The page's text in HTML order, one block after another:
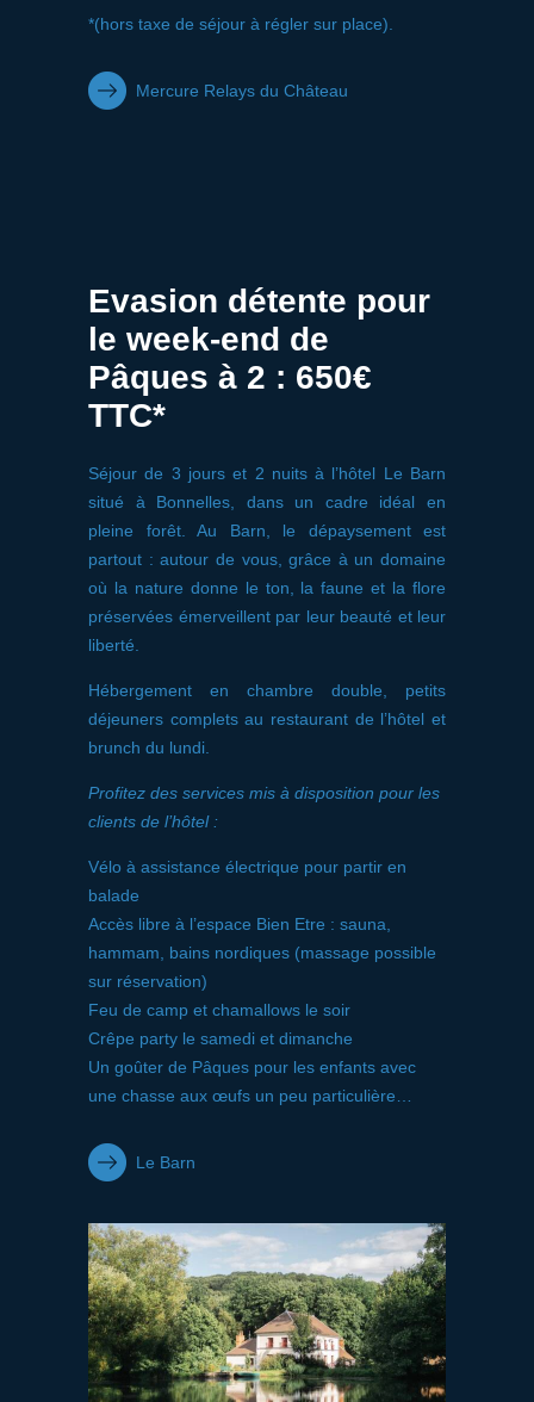
*(hors taxe de séjour à régler sur place).
Mercure Relays du Château
Evasion détente pour
le week-end de
Pâques à 2 : 650€
TTC*
Séjour de 3 jours et 2 nuits à l’hôtel Le Barn
situé à Bonnelles, dans un cadre idéal en
pleine forêt. Au Barn, le dépaysement est
partout : autour de vous, grâce à un domaine
où la nature donne le ton, la faune et la flore
préservées émerveillent par leur beauté et leur
liberté.
Hébergement en chambre double, petits
déjeuners complets au restaurant de l’hôtel et
brunch du lundi.
Profitez des services mis à disposition pour les
clients de l’hôtel :
Vélo à assistance électrique pour partir en
balade
Accès libre à l’espace Bien Etre : sauna,
hammam, bains nordiques (massage possible
sur réservation)
Feu de camp et chamallows le soir
Crêpe party le samedi et dimanche
Un goûter de Pâques pour les enfants avec
une chasse aux œufs un peu particulière…
Le Barn